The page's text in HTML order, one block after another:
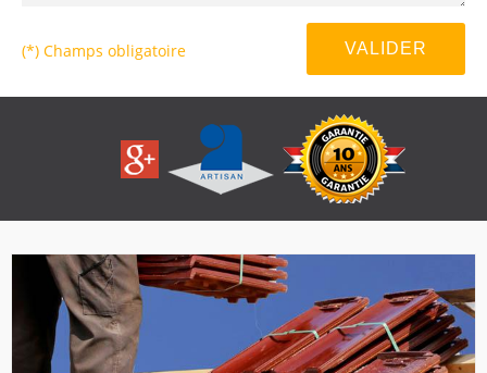
(*) Champs obligatoire